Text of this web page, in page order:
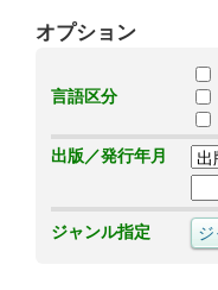
オプション
言語区分
出版／発行年月
ジャンル指定